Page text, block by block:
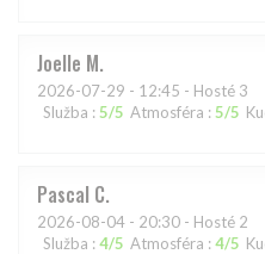
Joelle M
2026-07-29 - 12:45 - Hosté 3
Služba : 5/5 Atmosféra : 5/5
Pascal C
2026-08-04 - 20:30 - Hosté 2
Služba : 4/5 Atmosféra : 4/5